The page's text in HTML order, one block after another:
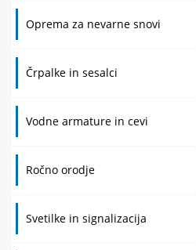
Oprema za nevarne snovi
Črpalke in sesalci
Vodne armature in cevi
Ročno orodje
Svetilke in signalizacija